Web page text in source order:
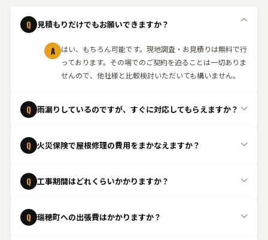
Q 見積もりだけでもお願いできますか？
A
はい、もちろん可能です。現地調査・お見積りは無料で行
っております。その場でのご契約を迫ることは一切ありま
せんので、他社様と比較検討いただいても構いません。
Q 雨漏りしているのですが、すぐに対応してもらえますか？
認し、応急処置から本格的な修理まで迅速に対応いたしま
Q 火災保険で屋根修理の費用をまかなえますか？
は、火災保険の「風災・雹災・雪災」補償の対象となるケ
Q 工事期間はどれくらいかかりますか？
根修理であれば1日〜数日程度で完了することが多いで
Q 瑞穂町への出張費はかかりますか？